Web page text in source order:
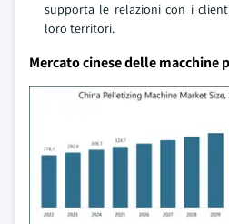
supporta le relazioni con i
loro territori.
Mercato cinese delle macchine